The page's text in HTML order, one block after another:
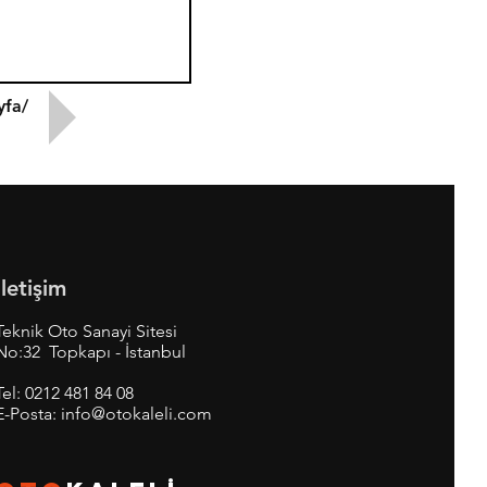
Oto Sanayi Sitesi
Topkapı - İstanbul
0212 481 84 08
Posta: info@otokaleli.com